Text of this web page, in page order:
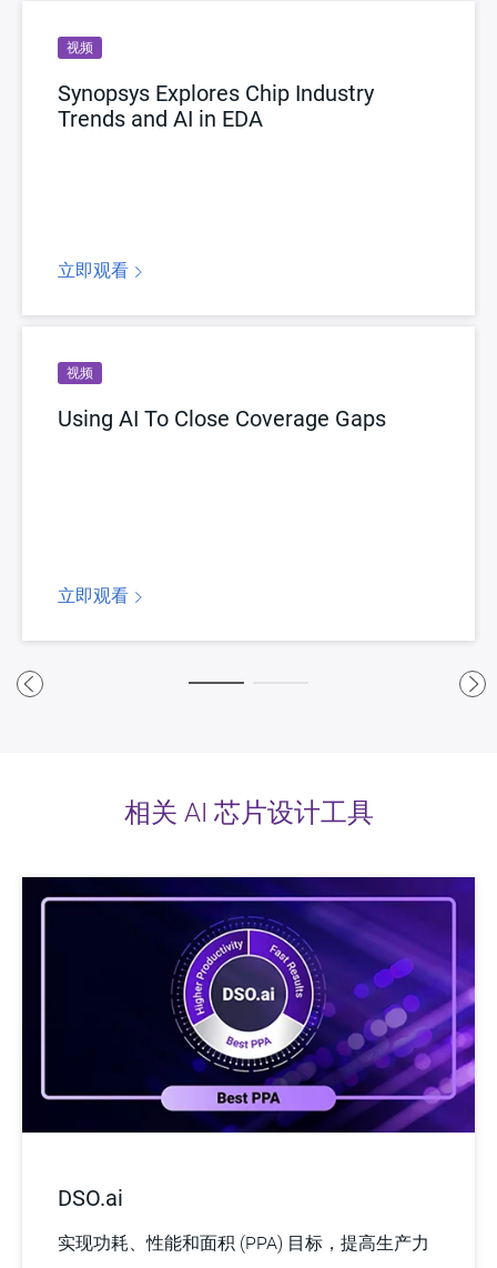
视频
Synopsys Explores Chip Industry
Trends and AI in EDA
立即观看
视频
Using AI To Close Coverage Gaps
立即观看
相关 AI 芯片设计工具
DSO.ai
实现功耗、性能和面积 (PPA) 目标，提高生产力